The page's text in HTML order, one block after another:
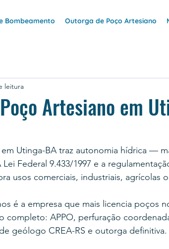
Bombeamento Outorga de Poço Artesiano
Artesiano em
leitura
Utinga-BA traz autonomia hídrica —
Federal 9.433/1997 e a
usos comerciais, industriais, agrícolas
é a empresa que mais licencia poços
completo: APPO, perfuração
geólogo CREA-RS e outorga definitiva.